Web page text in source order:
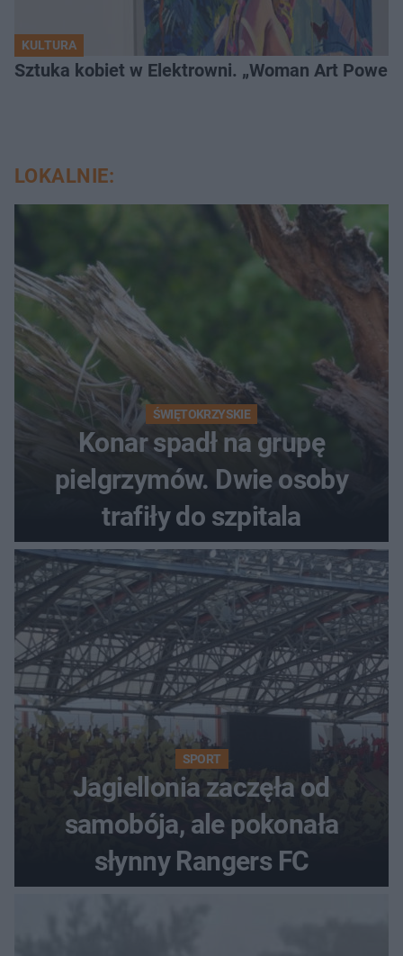
KULTURA
Sztuka kobiet w Elektrowni. „Woman Art Power
LOKALNIE:
ŚWIĘTOKRZYSKIE
Konar spadł na grupę
pielgrzymów. Dwie osoby
trafiły do szpitala
SPORT
Jagiellonia zaczęła od
samobója, ale pokonała
słynny Rangers FC